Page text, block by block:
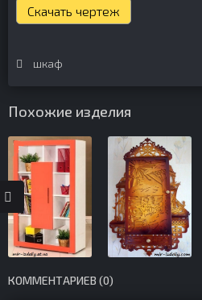
Скачать чертеж
шкаф
Похожие изделия
КОММЕНТАРИЕВ (0)